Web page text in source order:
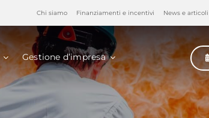
Chi siamo Finanziamenti e incentivi News e articoli
Gestione d’impresa